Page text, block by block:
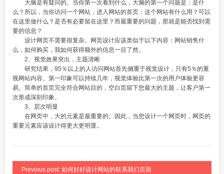
大脑是有疑问的。当你第一次看到什么，大脑的第一个问题是：是什
么？所以，当你访问一个网站，进入网站的首页：这个网站有什么用？可以
在这里做什么？是否有必要留在这里？而最重要的问题，那就是能否找到需
要的信息？
设计网页不需要很复杂。网页设计应该类似于以下内容：网站销售什
么，如何购买，我如何获得额外的信息一目了然。
2、视觉效果突出，主题清晰
研究结果，95％以上的人访问网站首先侧重于视觉设计，只有5％的重
视网站内容。第一印象可以持续几年，视觉体验比第一次的用户体验更容
易。简单的首页完全符合网站目的，空白页留下您最大的主题，让客户第一
次形成深刻印象。
3、层次明显
在网页中，大的元素是最重要的。因此，当您设计一个网页时，网页的
重要元素应该设计得更大更明显。
Previous post: 如何好好设计网站的联系我们页面